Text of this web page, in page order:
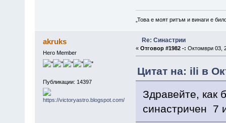
„Това е моят ритъм и винаги е
akruks
Hero Member
Публикации: 14397
Re: Синастрии
« Отговор #1982 -: Октомври 03,
Цитат на: ili в
Здравейте, как
синастричен 7